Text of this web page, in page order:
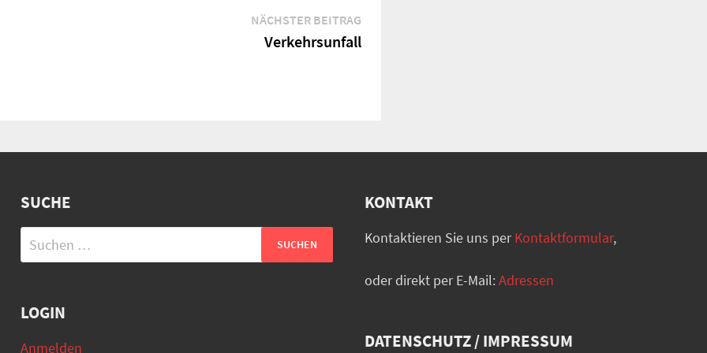
NÄCHSTER BEITRAGNächster
Beitrag:
Verkehrsunfall
SUCHE
Suchen
nach:
LOGIN
Anmelden
KONTAKT
Kontaktieren Sie uns perKontaktformular,
oder direkt per E-Mail:Adressen
DATENSCHUTZ / IMPRESSUM